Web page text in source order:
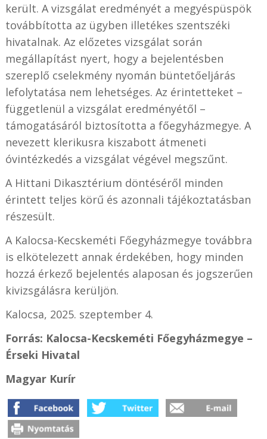
került. A vizsgálat eredményét a megyéspüspök
továbbította az ügyben illetékes szentszéki
hivatalnak. Az előzetes vizsgálat során
megállapítást nyert, hogy a bejelentésben
szereplő cselekmény nyomán büntetőeljárás
lefolytatása nem lehetséges. Az érintetteket –
függetlenül a vizsgálat eredményétől –
támogatásáról biztosította a főegyházmegye. A
nevezett klerikusra kiszabott átmeneti
óvintézkedés a vizsgálat végével megszűnt.
A Hittani Dikasztérium döntéséről minden
érintett teljes körű és azonnali tájékoztatásban
részesült.
A Kalocsa-Kecskeméti Főegyházmegye továbbra
is elkötelezett annak érdekében, hogy minden
hozzá érkező bejelentés alaposan és jogszerűen
kivizsgálásra kerüljön.
Kalocsa, 2025. szeptember 4.
Forrás: Kalocsa-Kecskeméti Főegyházmegye –
Érseki Hivatal
Magyar Kurír